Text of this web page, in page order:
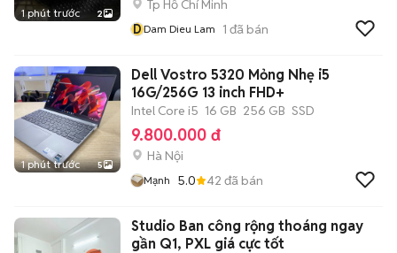
1 phút trước 2
Tp Hồ Chí Minh
DDam Dieu Lam 1 đã bán
1 phút trước 5
Dell Vostro 5320 Mỏng Nhẹ i5
16G/256G 13 inch FHD+
Intel Core i5 16 GB 256 GB SSD
9.800.000 đ
Hà Nội
Mạnh 5.0 42 đã bán
Studio Ban công rộng thoáng ngay
gần Q1, PXL giá cực tốt